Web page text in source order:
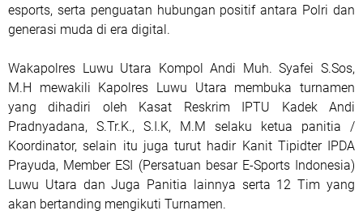
esports, serta penguatan hubungan positif antara Polri dan
generasi muda di era digital.
Wakapolres Luwu Utara Kompol Andi Muh. Syafei S.Sos,
M.H mewakili Kapolres Luwu Utara membuka turnamen
yang dihadiri oleh Kasat Reskrim IPTU Kadek Andi
Pradnyadana, S.Tr.K., S.I.K, M.M selaku ketua panitia /
Koordinator, selain itu juga turut hadir Kanit Tipidter IPDA
Prayuda, Member ESI (Persatuan besar E-Sports Indonesia)
Luwu Utara dan Juga Panitia lainnya serta 12 Tim yang
akan bertanding mengikuti Turnamen.